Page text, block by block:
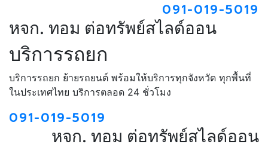
091-019-5019
หจก. ทอม ต่อทรัพย์สไลด์ออน
บริการรถยก
บริการรถยก ย้ายรถยนต์ พร้อมให้บริการทุกจังหวัด ทุกพื้นที่
ในประเทศไทย บริการตลอด 24 ชั่วโมง
091-019-5019
หจก. ทอม ต่อทรัพย์สไลด์ออน